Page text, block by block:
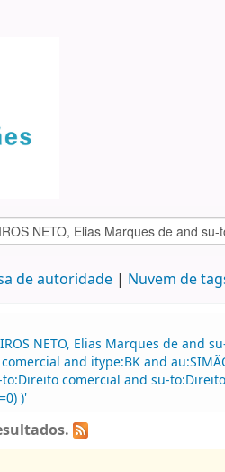
de autoridade Nuvem de
NETO, Elias Marques de and
and itype:BK and
comercial and su-
)'